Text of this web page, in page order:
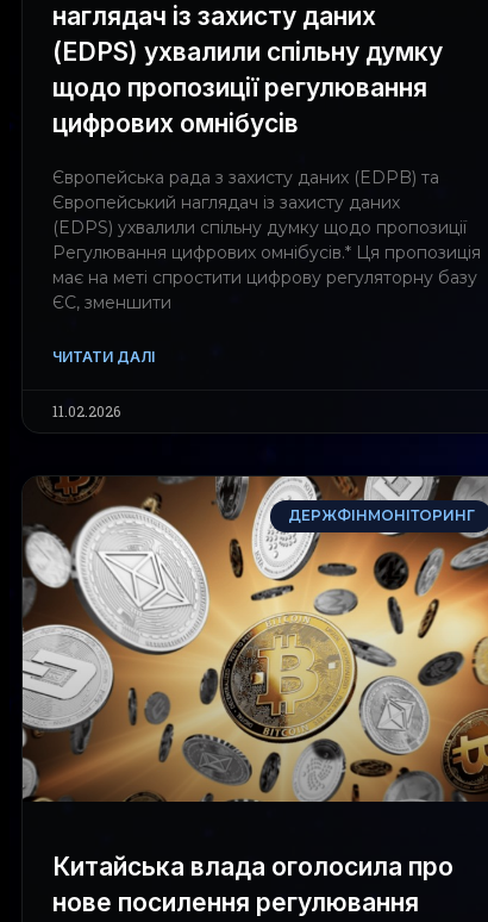
наглядач із захисту даних
(EDPS) ухвалили спільну думку
щодо пропозиції регулювання
цифрових омнібусів
Європейська рада з захисту даних (EDPB) та
Європейський наглядач із захисту даних
(EDPS) ухвалили спільну думку щодо пропозиції
Регулювання цифрових омнібусів.* Ця пропозиція
має на меті спростити цифрову регуляторну базу
ЄС, зменшити
ЧИТАТИ ДАЛІ
11.02.2026
ДЕРЖФІНМОНІТОРИНГ
Китайська влада оголосила про
нове посилення регулювання